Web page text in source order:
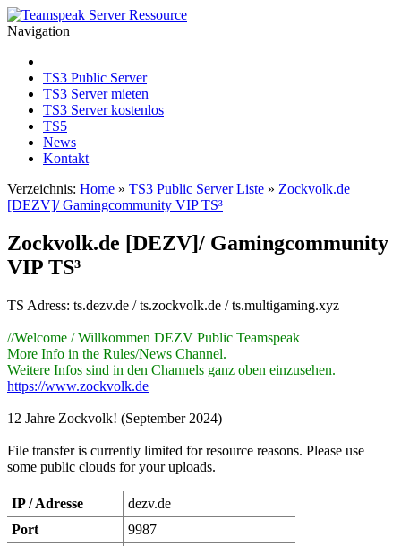
Navigation
TS3 Public Server
TS3 Server mieten
TS3 Server kostenlos
TS5
News
Kontakt
Verzeichnis: Home » TS3 Public Server Liste » Zockvolk.de
[DEZV]/ Gamingcommunity VIP TS³
Zockvolk.de [DEZV]/ Gamingcommunity
VIP TS³
TS Adress: ts.dezv.de / ts.zockvolk.de / ts.multigaming.xyz
//Welcome / Willkommen DEZV Public Teamspeak
More Info in the Rules/News Channel.
Weitere Infos sind in den Channels ganz oben einzusehen.
https://www.zockvolk.de
12 Jahre Zockvolk! (September 2024)
File transfer is currently limited for resource reasons. Please use
some public clouds for your uploads.
IP / Adresse
dezv.de
Port
9987